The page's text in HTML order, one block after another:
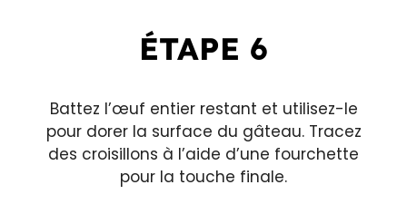
ÉTAPE 6
Battez l’œuf entier restant et utilisez-le
pour dorer la surface du gâteau. Tracez
des croisillons à l’aide d’une fourchette
pour la touche finale.